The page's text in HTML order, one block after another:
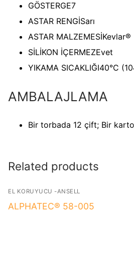
GÖSTERGE7
ASTAR RENGİSarı
ASTAR MALZEMESİKevlar®
SİLİKON İÇERMEZEvet
YIKAMA SICAKLIĞI40°C
AMBALAJLAMA
Bir torbada 12 çift; Bir
Related products
EL KORUYUCU -ANSELL
ALPHATEC® 58-005